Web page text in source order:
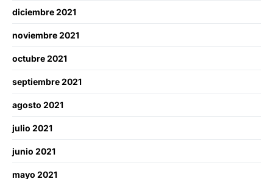
diciembre 2021
noviembre 2021
octubre 2021
septiembre 2021
agosto 2021
julio 2021
junio 2021
mayo 2021